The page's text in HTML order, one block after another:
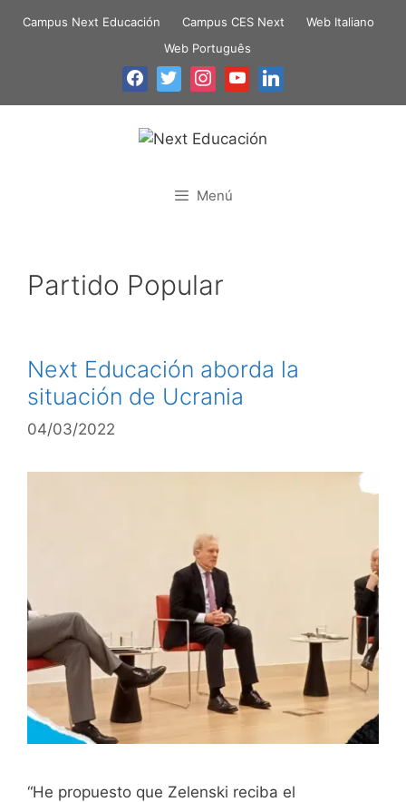
Campus Next Educación Campus CES Next
Web Italiano
Web Português
Menú
Partido Popular
Next Educación aborda la
situación de Ucrania
04/03/2022
“He propuesto que Zelenski reciba el